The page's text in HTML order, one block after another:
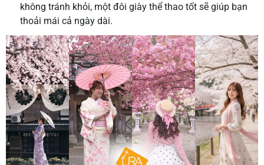
không tránh khỏi, một đôi giày thể thao tốt sẽ giúp bạn
thoải mái cả ngày dài.